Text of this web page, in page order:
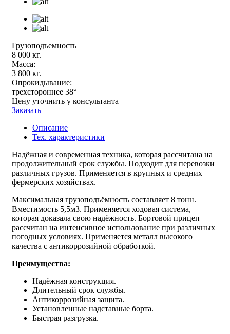
Грузоподъемность
8 000 кг.
Масса:
3 800 кг.
Опрокидывание:
трехстороннее 38°
Цену уточнить у консультанта
Заказать
Описание
Тех. характеристики
Надёжная и современная техника, которая рассчитана на
продолжительный срок службы. Подходит для перевозки
различных грузов. Применяется в крупных и средних
фермерских хозяйствах.
Максимальная грузоподъёмность составляет 8 тонн.
Вместимость 5,5м3. Применяется ходовая система,
которая доказала свою надёжность. Бортовой прицеп
рассчитан на интенсивное использование при различных
погодных условиях. Применяется металл высокого
качества с антикоррозийной обработкой.
Преимущества:
Надёжная конструкция.
Длительный срок службы.
Антикоррозийная защита.
Установленные надставные борта.
Быстрая разгрузка.